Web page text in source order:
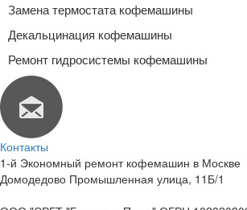
Замена термостата кофемашины
Декальцинация кофемашины
Ремонт гидросистемы кофемашины
Контакты
1-й Экономный ремонт кофемашин в Москве
Домодедово Промышленная улица, 11Б/1